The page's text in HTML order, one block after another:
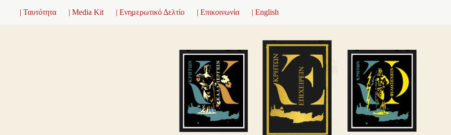
| Ταυτότητα | Media Kit | Ενημερωτικό Δελτίο | Επικοινωνία | English